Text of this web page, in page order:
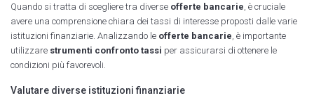
Quando si tratta di scegliere tra diverse offerte bancarie , è cruciale
avere una comprensione chiara dei tassi di interesse proposti dalle varie
istituzioni finanziarie. Analizzando le offerte bancarie , è importante
utilizzare strumenti confronto tassi per assicurarsi di ottenere le
condizioni più favorevoli.
Valutare diverse istituzioni finanziarie